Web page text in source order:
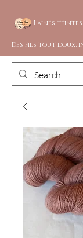
Laines
Des fils tout doux,